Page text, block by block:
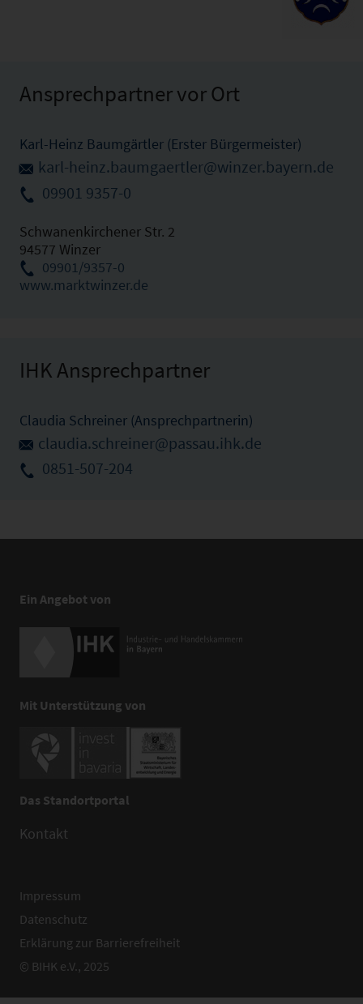
Ansprechpartner vor Ort
Karl-Heinz Baumgärtler (Erster Bürgermeister)
karl-heinz.baumgaertler@winzer.bayern.de
09901 9357-0
Schwanenkirchener Str. 2
94577 Winzer
09901/9357-0
www.marktwinzer.de
IHK Ansprechpartner
Claudia Schreiner (Ansprechpartnerin)
claudia.schreiner@passau.ihk.de
0851-507-204
Ein Angebot von
Mit Unterstützung von
Das Standortportal
Kontakt
Impressum
Datenschutz
Erklärung zur Barrierefreiheit
© BIHK e.V., 2025